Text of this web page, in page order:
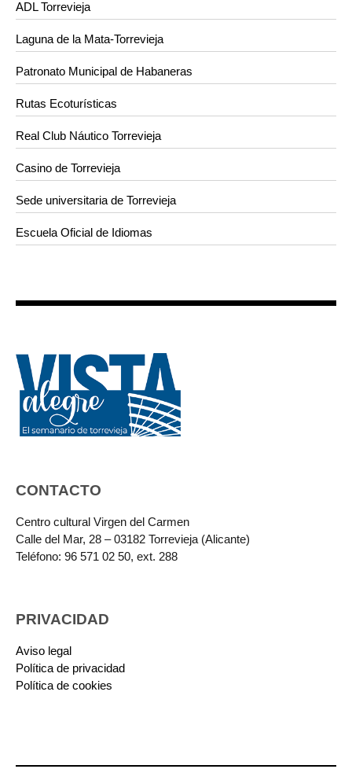
ADL Torrevieja
Laguna de la Mata-Torrevieja
Patronato Municipal de Habaneras
Rutas Ecoturísticas
Real Club Náutico Torrevieja
Casino de Torrevieja
Sede universitaria de Torrevieja
Escuela Oficial de Idiomas
CONTACTO
Centro cultural Virgen del Carmen
Calle del Mar, 28 – 03182 Torrevieja (Alicante)
Teléfono: 96 571 02 50, ext. 288
PRIVACIDAD
Aviso legal
Política de privacidad
Política de cookies